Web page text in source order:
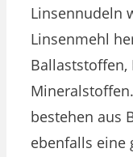
Linsennudeln
Linsenmehl
Ballaststoffen,
bestehen aus
ebenfalls eine